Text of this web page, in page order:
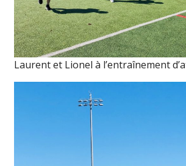
Laurent et Lionel à l’entraînement